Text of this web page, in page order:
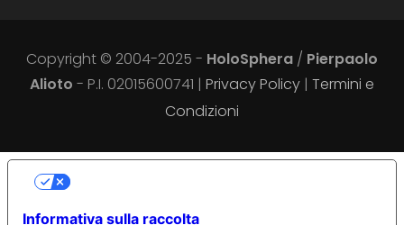
Copyright © 2004-2025 - HoloSphera / Pierpaolo
Alioto - P.I. 02015600741 | Privacy Policy | Termini e
Condizioni
Informativa sulla raccolta